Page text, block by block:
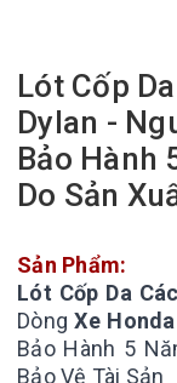
Lót Cốp
Dylan -
Bảo Hành
Do Sản
Sản Phẩm:
Lót Cốp Da
DòngXe
Bảo Hành 5
Bảo Vệ Tài Sản